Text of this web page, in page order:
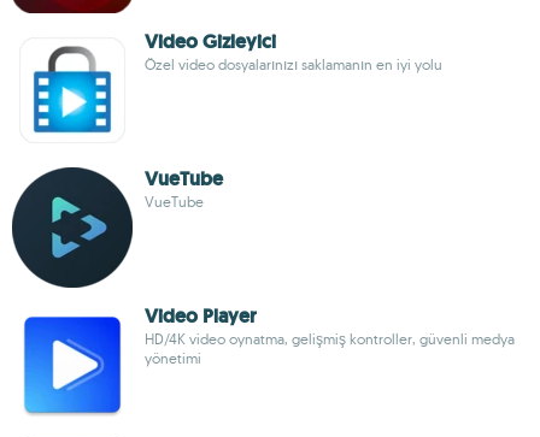
Video Gizleyici
Özel video dosyalarınızı saklamanın en iyi yolu
VueTube
VueTube
Video Player
HD/4K video oynatma, gelişmiş kontroller, güvenli medya
yönetimi